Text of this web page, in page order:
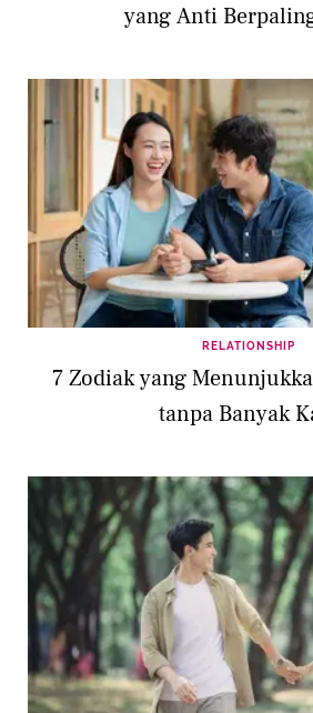
yang Anti
RELATIONSHIP
7 Zodiak yang
tanpa Banyak